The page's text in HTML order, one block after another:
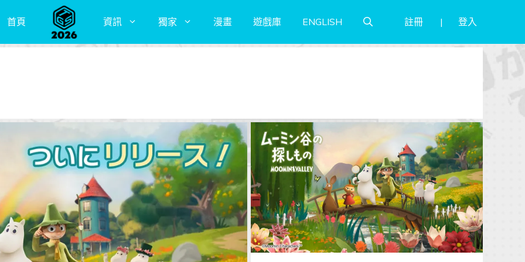
首頁 資訊 獨家 漫畫 遊戲庫 ENGLISH 註冊 登入